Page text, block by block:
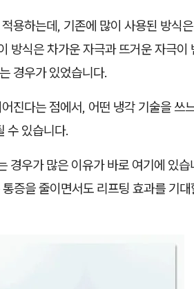
용하는데, 기존에 많이 사용된 방식
방식은 차가운 자극과 뜨거운 자극이
경우가 있었습니다.
진다는 점에서, 어떤 냉각 기술을 쓰
수 있습니다.
경우가 많은 이유가 바로 여기에 있
증을 줄이면서도 리프팅 효과를 기